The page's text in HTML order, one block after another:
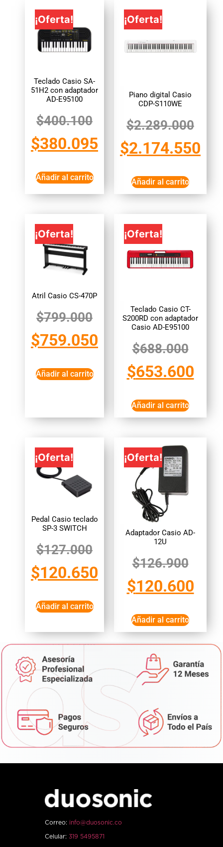
¡Oferta!
Teclado Casio SA-
51H2 con adaptador
AD-E95100
$400.100
$380.095
Añadir al carrito
¡Oferta!
Piano digital Casio
CDP-S110WE
$2.289.000
$2.174.550
Añadir al carrito
¡Oferta!
Atril Casio CS-470P
$799.000
$759.050
Añadir al carrito
¡Oferta!
Teclado Casio CT-
S200RD con adaptador
Casio AD-E95100
$688.000
$653.600
Añadir al carrito
¡Oferta!
Pedal Casio teclado
SP-3 SWITCH
$127.000
$120.650
Añadir al carrito
¡Oferta!
Adaptador Casio AD-
12U
$126.900
$120.600
Añadir al carrito
Correo: info@duosonic.co
Celular: 319 5495871